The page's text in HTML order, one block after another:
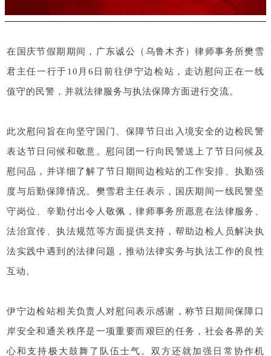
在国庆节假期期间，广东诚公（乌鲁木齐）律师事务所樊雪
君主任一行于10月6日前往伊宁边检站，走访慰问正在一线
值守的民警，并就法律服务与执法保障方面进行交流。
此次慰问旨在向坚守国门、保障节日出入境安全的边检民警
表达节日问候和敬意。慰问团一行向民警送上了节日问候及
慰问品，并详细了解了节日期间边检站的工作安排、执勤强
度与后勤保障情况。樊雪君主任表示，国庆期间一线民警坚
守岗位、辛勤付出令人敬佩，律师事务所愿意在法律服务、
法治宣传、执法规范等方面提供支持，帮助边检人员解决执
法实践中遇到的法律问题，推动法律实务与执法工作的良性
互动。
伊宁边检站相关负责人对慰问表示感谢，称节日期间保障口
岸安全和通关秩序是一项重要而艰巨的任务，社会各界的关
心和支持极大鼓舞了队伍士气。双方还就加强日常协作机